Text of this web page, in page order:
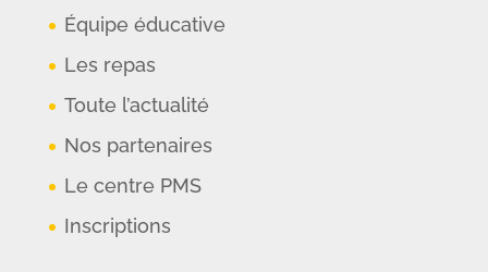
Équipe éducative
Les repas
Toute l’actualité
Nos partenaires
Le centre PMS
Inscriptions